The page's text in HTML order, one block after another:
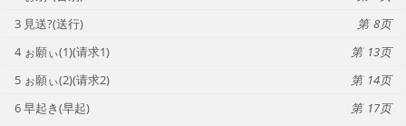
3 見送?(送行)
8
4 ぉ願ぃ(1)(请求1)
13
5 ぉ願ぃ(2)(请求2)
14
6 早起き(早起)
17